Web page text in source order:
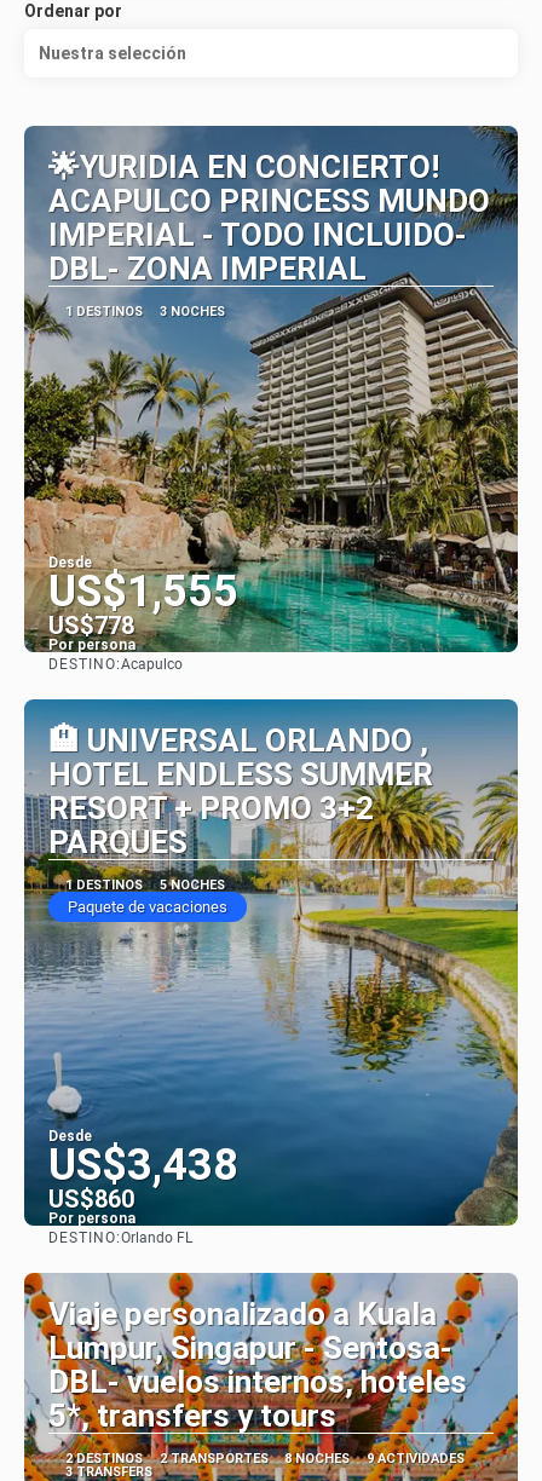
Ordenar por
Nuestra selección
🌟YURIDIA EN CONCIERTO!
ACAPULCO PRINCESS MUNDO
IMPERIAL - TODO INCLUIDO-
DBL- ZONA IMPERIAL
1 DESTINOS 3 NOCHES
Desde
US$1,555
US$778
Por persona
DESTINO:Acapulco
🏨 UNIVERSAL ORLANDO ,
HOTEL ENDLESS SUMMER
RESORT + PROMO 3+2
PARQUES
1 DESTINOS 5 NOCHES
Paquete de vacaciones
Desde
US$3,438
US$860
Por persona
DESTINO:Orlando FL
Viaje personalizado a Kuala
Lumpur, Singapur - Sentosa-
DBL- vuelos internos, hoteles
5*, transfers y tours
2 DESTINOS 2 TRANSPORTES 8 NOCHES
9 ACTIVIDADES
3 TRANSFERS